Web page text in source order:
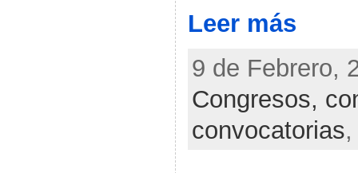
Leer más
9 de Febrero,
Congresos,
convocatorias